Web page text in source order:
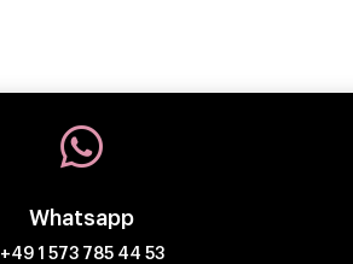

Whatsapp
+49 1 573 785 44 53